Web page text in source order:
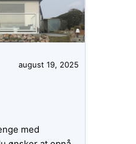
august 19, 2025
med